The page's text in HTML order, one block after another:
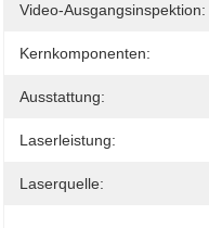
Video-Ausgangsinspektion:
Kernkomponenten:
Ausstattung:
Laserleistung:
Laserquelle: